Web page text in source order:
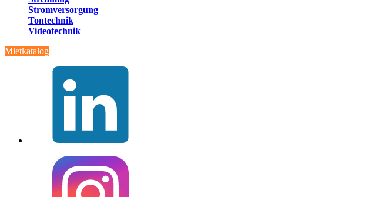
Stromversorgung
Tontechnik
Videotechnik
Mietkatalog